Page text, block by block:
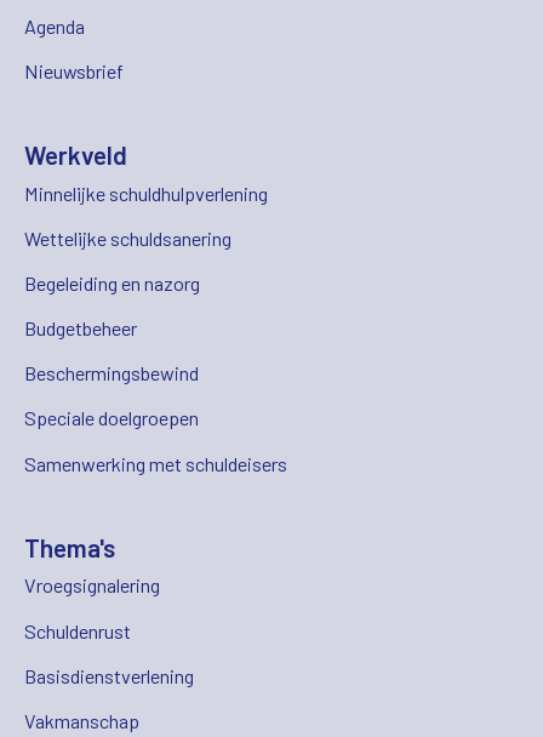
Agenda
Nieuwsbrief
Werkveld
Minnelijke schuldhulpverlening
Wettelijke schuldsanering
Begeleiding en nazorg
Budgetbeheer
Beschermingsbewind
Speciale doelgroepen
Samenwerking met schuldeisers
Thema's
Vroegsignalering
Schuldenrust
Basisdienstverlening
Vakmanschap